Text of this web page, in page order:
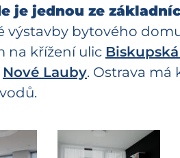
je jednou ze
výstavby bytového
na křížení ulic
Nové Lauby. Ostrava má